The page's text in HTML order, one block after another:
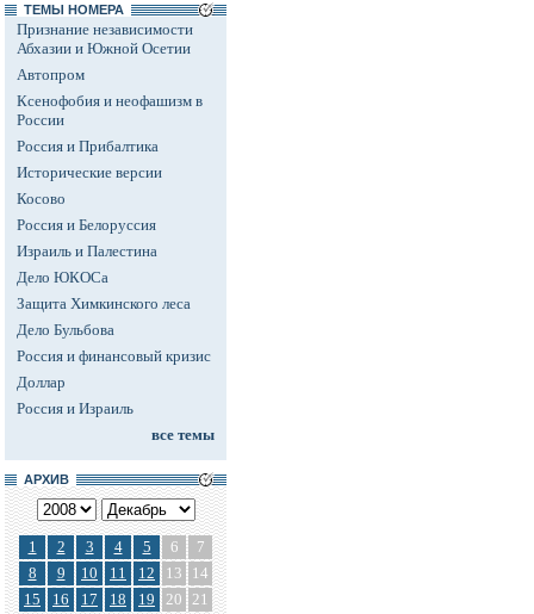
ТЕМЫ НОМЕРА
Признание независимости
Абхазии и Южной Осетии
Автопром
Ксенофобия и неофашизм в
России
Россия и Прибалтика
Исторические версии
Косово
Россия и Белоруссия
Израиль и Палестина
Дело ЮКОСа
Защита Химкинского леса
Дело Бульбова
Россия и финансовый кризис
Доллар
Россия и Израиль
все темы
АРХИВ
1 2 3 4 5 6
7
8
9 10 11 12 13
14
15
16 17 18 19 20 21